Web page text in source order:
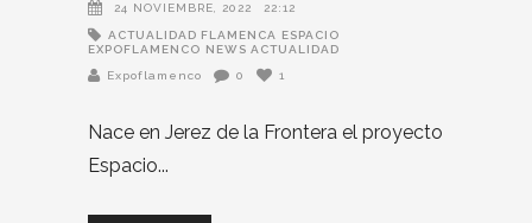
24 NOVIEMBRE, 2022 22:12
ACTUALIDAD FLAMENCA
ESPACIO
EXPOFLAMENCO NEWS ACTUALIDAD
Expoflamenco
0 1
Nace en Jerez de la Frontera el proyecto
Espacio